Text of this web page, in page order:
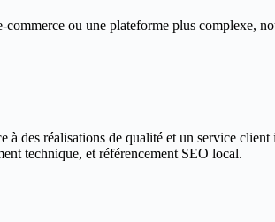
ou une plateforme plus complexe,
à des réalisations de qualité et un service client
technique, et référencement SEO local.